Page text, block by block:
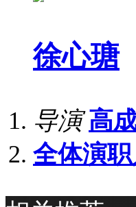
徐心瑭
导演 高
全体演